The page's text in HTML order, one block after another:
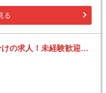
る
佐川急便 栃木営業所 仕分けの求人！未経験歓迎！先輩たちがサポートします♪